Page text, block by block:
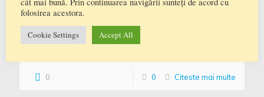
Acasa Curatare Interior Auto Cu Aburi
Cum Sa ti Speli Usor Corect Si Rapid Masina la Exterior
Acasa Spalatorie Auto Self Acasa Cum Sa-ti Speli Usor
Corect Si Rapid Masina la Exterior
0 0 Citeste mai multe
folosirea acestora.
Cookie Settings Accept All